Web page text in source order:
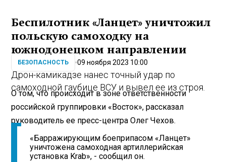
Беспилотник «Ланцет» уничтожил
польскую самоходку на
южнодонецком направлении
БЕЗОПАСНОСТЬ 09 ноября 2023 10:00
Дрон-камикадзе нанес точный удар по
самоходной гаубице ВСУ и вывел ее из строя.
О том, что происходит в зоне ответственности
российской группировки «Восток», рассказал
руководитель ее пресс-центра Олег Чехов.
«Барражирующим боеприпасом «Ланцет»
уничтожена самоходная артиллерийская
установка Krab», - сообщил он.